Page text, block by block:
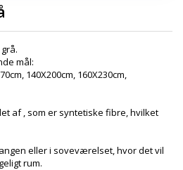
mål:
140X200cm, 160X230cm,
af , som er syntetiske fibre, hvilket
eller i soveværelset, hvor det vil
rum.